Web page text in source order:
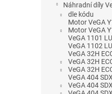
Náhradní díly
dle kódu
Motor VeGA
Motor VeGA
VeGA 1101
VeGA 1102
VeGA 32H
VeGA 32H
VeGA 32H
VeGA 404 SDX
VeGA 404